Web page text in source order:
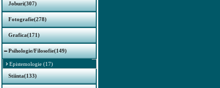
Joburi(307)
Fotografie(278)
Grafica(171)
Psihologie/Filosofie(149)
Epistemologie (17)
Stiinta(133)